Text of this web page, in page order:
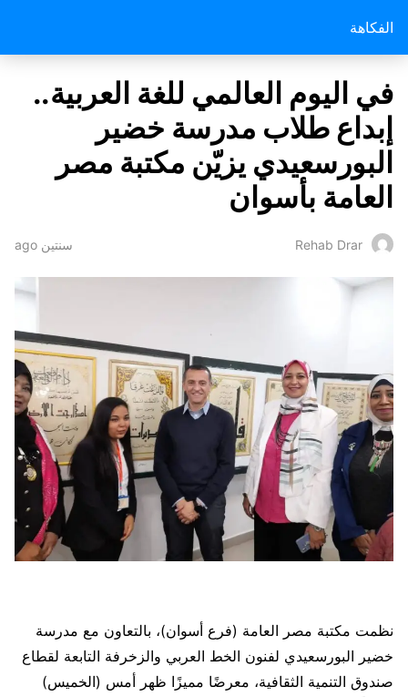
الفكاهة
في اليوم العالمي للغة العربية..
إبداع طلاب مدرسة خضير
البورسعيدي يزيّن مكتبة مصر
العامة بأسوان
Rehab Drar سنتين ago
نظمت مكتبة مصر العامة (فرع أسوان)، بالتعاون مع مدرسة
خضير البورسعيدي لفنون الخط العربي والزخرفة التابعة لقطاع
صندوق التنمية الثقافية، معرضًا مميزًا ظهر أمس (الخميس)